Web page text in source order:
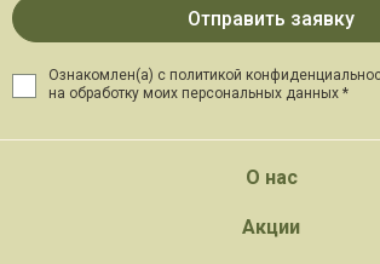
Ознакомлен(а) с политикой
на обработку моих персональных данных *
О нас
Акции